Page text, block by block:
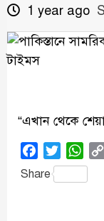
1 year ago
“এখান থেকে
FacebookTwitter
Share